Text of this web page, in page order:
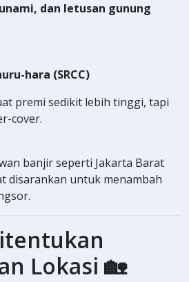
dan letusan gunung
hara (SRCC)
premi sedikit lebih tinggi, tapi
cover.
banjir seperti Jakarta Barat
disarankan untuk menambah
Lokasi 🏡